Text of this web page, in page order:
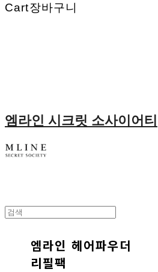
Cart장바구니
엠라인 시크릿 소사이어티
엠라인 헤어파우더
리필팩